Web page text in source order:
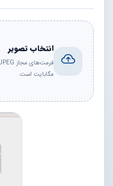
انتخاب تصویر
مگابایت است.